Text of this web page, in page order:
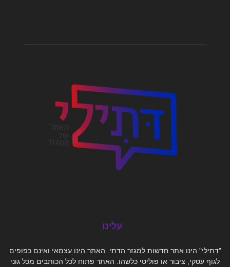
עלינו
"דתילי" הינו אתר חדשות למגזר הדתי. האתר הינו עצמאי ואינם כפופים
לגוף עסקי, ציבור או פוליטי כלשהו. האתר פתוח לכל הכותבים מכל גוני